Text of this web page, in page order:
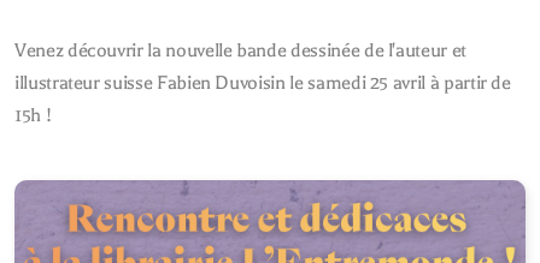
Venez découvrir la nouvelle bande dessinée de l'auteur et
illustrateur suisse Fabien Duvoisin le samedi 25 avril à partir de
15h !